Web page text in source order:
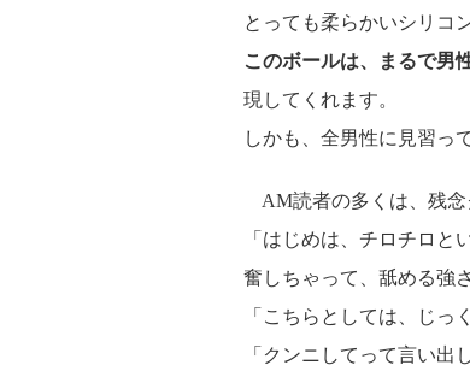
とっても柔らかいシリコ
このボールは、まるで男
現してくれます。
しかも、全男性に見習っ
AM読者の多くは、残念
「はじめは、チロチロ
奮しちゃって、舐める強
「こちらとしては、じっ
「クンニしてって言い